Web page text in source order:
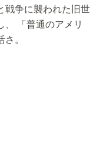
戦争に襲われた旧世
「普通のアメリ
。